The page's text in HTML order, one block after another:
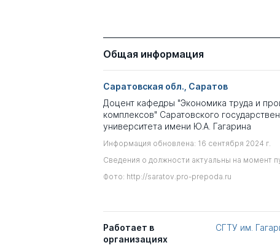
Общая информация
Саратовская обл., Саратов
Доцент кафедры "Экономика труда и
комплексов" Саратовского
университета имени Ю.А. Гагарина
Информация обновлена: 16 сентября 2024 г.
Сведения о должности актуальны на момент
Фото: http://saratov.pro-prepoda.ru
Работает в
организациях
СГТУ им.